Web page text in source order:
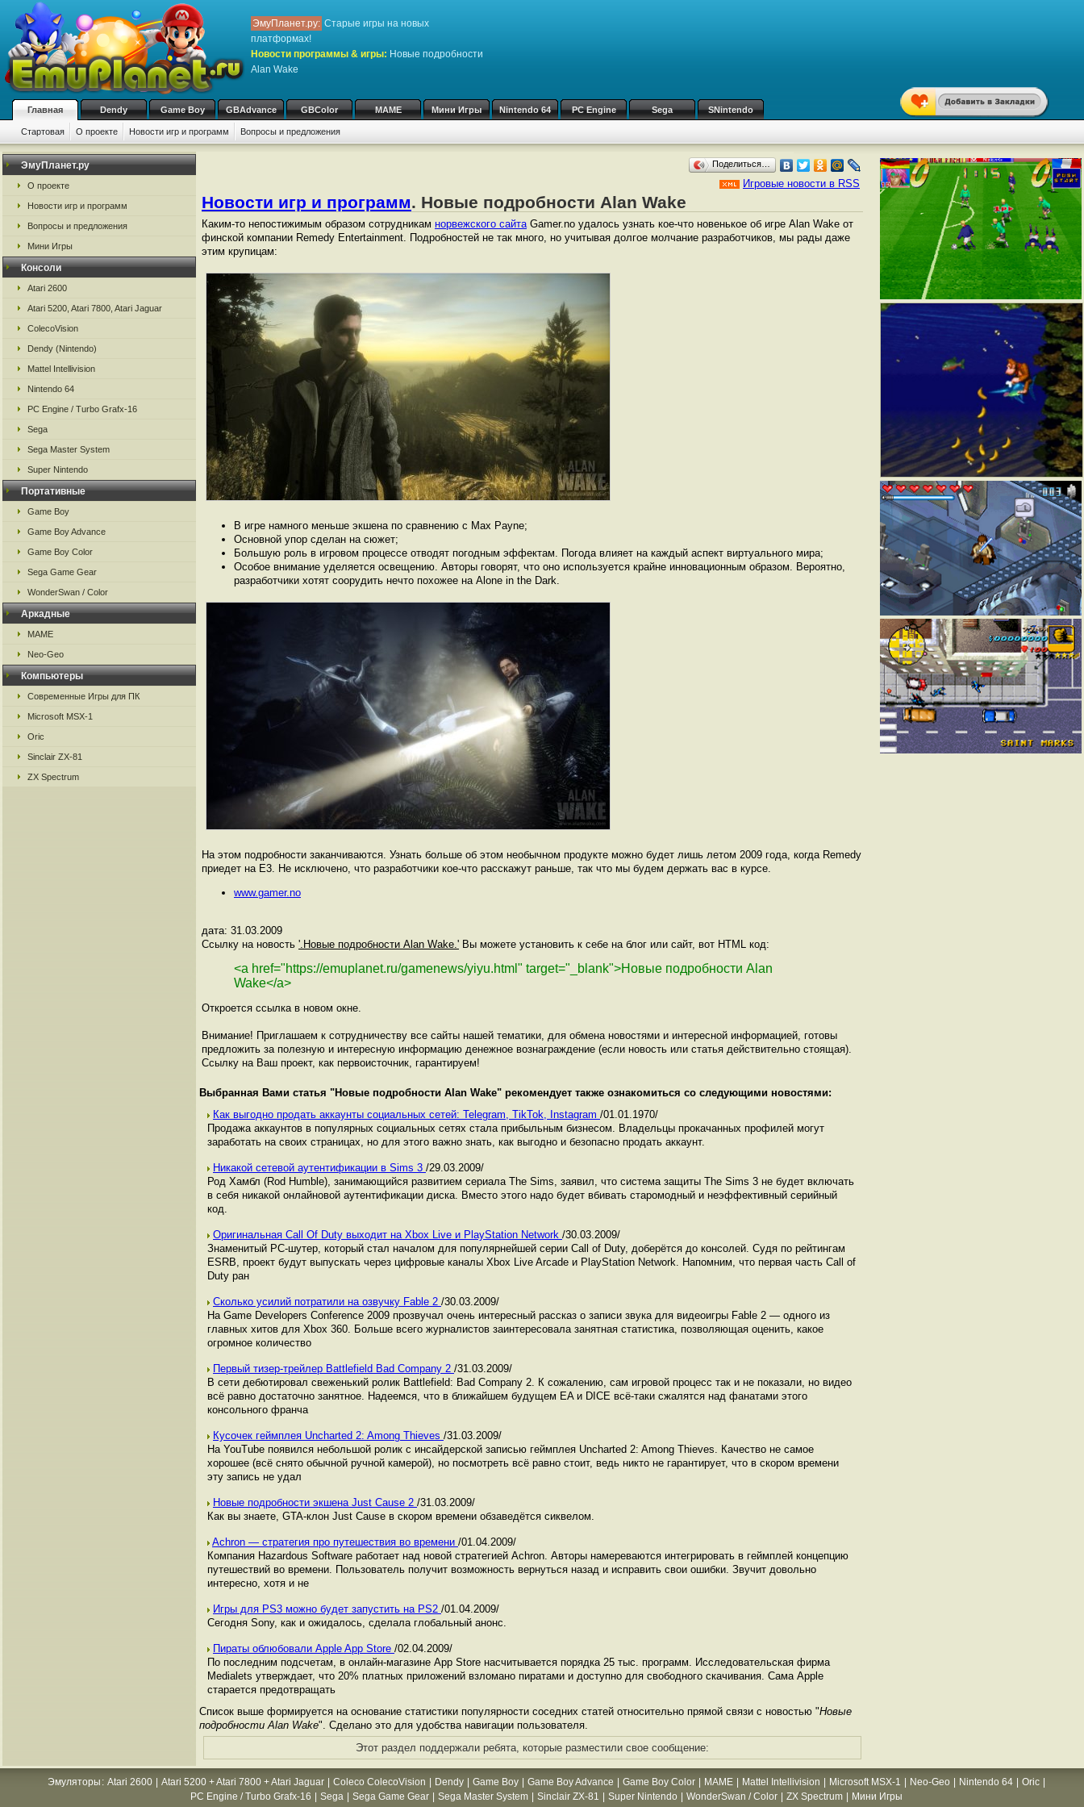
ЭмуПланет.ру: Старые игры на новых
платформах!
Новости программы & игры: Новые подробности
Alan Wake
Главная Dendy Game Boy GBAdvance GBColor MAME Мини Игры Nintendo 64 PC Engine Sega SNintendo
Стартовая О проекте Новости игр и программ Вопросы и предложения
ЭмуПланет.ру
О проекте
Новости игр и программ
Вопросы и предложения
Мини Игры
Консоли
Atari 2600
Atari 5200, Atari 7800, Atari Jaguar
ColecoVision
Dendy (Nintendo)
Mattel Intellivision
Nintendo 64
PC Engine / Turbo Grafx-16
Sega
Sega Master System
Super Nintendo
Портативные
Game Boy
Game Boy Advance
Game Boy Color
Sega Game Gear
WonderSwan / Color
Аркадные
MAME
Neo-Geo
Компьютеры
Современные Игры для ПК
Microsoft MSX-1
Oric
Sinclair ZX-81
ZX Spectrum
Поделиться…
Игровые новости в RSS
Новости игр и программ. Новые подробности Alan Wake
Каким-то непостижимым образом сотрудникам норвежского сайтаGamer.no удалось узнать кое-что новенькое об игре Alan Wake от
финской компании Remedy Entertainment. Подробностей не так много, но учитывая долгое молчание разработчиков, мы рады даже
этим крупицам:
В игре намного меньше экшена по сравнению с Max Payne;
Основной упор сделан на сюжет;
Большую роль в игровом процессе отводят погодным эффектам. Погода влияет на каждый аспект виртуального мира;
Особое внимание уделяется освещению. Авторы говорят, что оно используется крайне инновационным образом. Вероятно,
разработчики хотят соорудить нечто похожее на Alone in the Dark.
На этом подробности заканчиваются. Узнать больше об этом необычном продукте можно будет лишь летом 2009 года, когда Remedy
приедет на Е3. Не исключено, что разработчики кое-что расскажут раньше, так что мы будем держать вас в курсе.
www.gamer.no
дата: 31.03.2009
Ссылку на новость '.Новые подробности Alan Wake.' Вы можете установить к себе на блог или сайт, вот HTML код:
<a href="https://emuplanet.ru/gamenews/yiyu.html" target="_blank">Новые подробности Alan
Wake</a>
Откроется ссылка в новом окне.
Внимание! Приглашаем к сотрудничеству все сайты нашей тематики, для обмена новостями и интересной информацией, готовы
предложить за полезную и интересную информацию денежное вознаграждение (если новость или статья действительно стоящая).
Ссылку на Ваш проект, как первоисточник, гарантируем!
Выбранная Вами статья "Новые подробности Alan Wake" рекомендует также ознакомиться со следующими новостями:
Как выгодно продать аккаунты социальных сетей: Telegram, TikTok, Instagram /01.01.1970/
Продажа аккаунтов в популярных социальных сетях стала прибыльным бизнесом. Владельцы прокачанных профилей могут
заработать на своих страницах, но для этого важно знать, как выгодно и безопасно продать аккаунт.
Никакой сетевой аутентификации в Sims 3 /29.03.2009/
Род Хамбл (Rod Humble), занимающийся развитием сериала The Sims, заявил, что система защиты The Sims 3 не будет включать
в себя никакой онлайновой аутентификации диска. Вместо этого надо будет вбивать старомодный и неэффективный серийный
код.
Оригинальная Call Of Duty выходит на Xbox Live и PlayStation Network /30.03.2009/
Знаменитый PC-шутер, который стал началом для популярнейшей серии Call of Duty, доберётся до консолей. Судя по рейтингам
ESRB, проект будут выпускать через цифровые каналы Xbox Live Arcade и PlayStation Network. Напомним, что первая часть Call of
Duty ран
Сколько усилий потратили на озвучку Fable 2 /30.03.2009/
На Game Developers Conference 2009 прозвучал очень интересный рассказ о записи звука для видеоигры Fable 2 — одного из
главных хитов для Xbox 360. Больше всего журналистов заинтересовала занятная статистика, позволяющая оценить, какое
огромное количество
Первый тизер-трейлер Battlefield Bad Company 2 /31.03.2009/
В сети дебютировал свеженький ролик Battlefield: Bad Company 2. К сожалению, сам игровой процесс так и не показали, но видео
всё равно достаточно занятное. Надеемся, что в ближайшем будущем EA и DICE всё-таки сжалятся над фанатами этого
консольного франча
Кусочек геймплея Uncharted 2: Among Thieves /31.03.2009/
На YouTube появился небольшой ролик с инсайдерской записью геймплея Uncharted 2: Among Thieves. Качество не самое
хорошее (всё снято обычной ручной камерой), но посмотреть всё равно стоит, ведь никто не гарантирует, что в скором времени
эту запись не удал
Новые подробности экшена Just Cause 2 /31.03.2009/
Как вы знаете, GTA-клон Just Cause в скором времени обзаведётся сиквелом.
Achron — стратегия про путешествия во времени /01.04.2009/
Компания Hazardous Software работает над новой стратегией Achron. Авторы намереваются интегрировать в геймплей концепцию
путешествий во времени. Пользователь получит возможность вернуться назад и исправить свои ошибки. Звучит довольно
интересно, хотя и не
Игры для PS3 можно будет запустить на PS2 /01.04.2009/
Сегодня Sony, как и ожидалось, сделала глобальный анонс.
Пираты облюбовали Apple App Store /02.04.2009/
По последним подсчетам, в онлайн-магазине App Store насчитывается порядка 25 тыс. программ. Исследовательская фирма
Medialets утверждает, что 20% платных приложений взломано пиратами и доступно для свободного скачивания. Сама Apple
старается предотвращать
Список выше формируется на основание статистики популярности соседних статей относительно прямой связи с новостью "Новые
подробности Alan Wake". Сделано это для удобства навигации пользователя.
Этот раздел поддержали ребята, которые разместили свое сообщение:
Эмуляторы : Atari 2600 Atari 5200 + Atari 7800 + Atari Jaguar Coleco ColecoVision Dendy Game Boy Game Boy Advance Game Boy Color MAME Mattel Intellivision Microsoft MSX-1 Neo-Geo Nintendo 64 Oric
PC Engine / Turbo Grafx-16
Sega Sega Game Gear Sega Master System Sinclair ZX-81 Super Nintendo WonderSwan / Color ZX Spectrum
Мини Игры